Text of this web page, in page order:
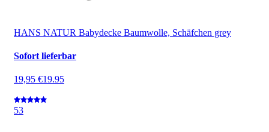
HANS NATUR Babydecke Baumwolle, Schäfchen grey
Sofort lieferbar
19,95 €19.95
53